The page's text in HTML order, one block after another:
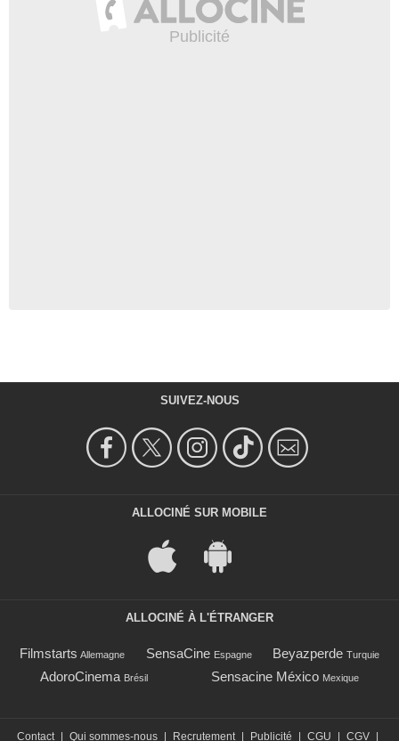
SUIVEZ-NOUS
ALLOCINÉ SUR MOBILE
ALLOCINÉ À L'ÉTRANGER
Filmstarts Allemagne SensaCine Espagne Beyazperde Turquie
AdoroCinema Brésil Sensacine México Mexique
Contact Qui sommes-nous Recrutement Publicité CGU CGV